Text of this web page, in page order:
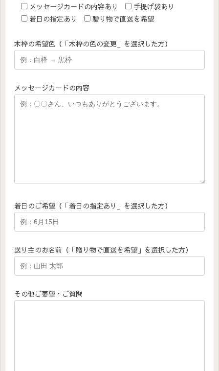
メッセージカードの内容あり
手提げ袋あり
着日の指定あり
贈り物で直送を希望
木枠の希望色（「木枠の色の変更」を選択した方）
メッセージカードの内容
着日のご希望（「着日の指定あり」を選択した方）
送り主のお名前（「贈り物で直送を希望」を選択した方）
その他ご要望・ご質問